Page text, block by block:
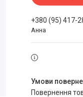
+380 (95) 417-
Анна
повернення